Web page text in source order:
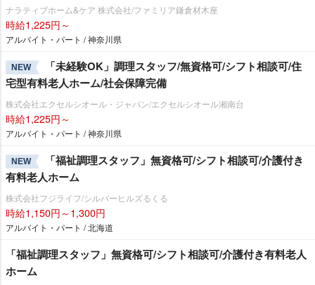
ナラティブホーム&ケア 株式会社/ファミリア鎌倉材木座
時給1,225円～
アルバイト・パート / 神奈川県
NEW
「未経験OK」調理スタッフ/無資格可/シフト相談可/住
宅型有料老人ホーム/社会保障完備
株式会社エクセルシオール・ジャパン/エクセルシオール湘南台
時給1,225円～
アルバイト・パート / 神奈川県
NEW
「福祉調理スタッフ」無資格可/シフト相談可/介護付き
有料老人ホーム
株式会社フジライフ/シルバーヒルズるくる
時給1,150円～1,300円
アルバイト・パート / 北海道
「福祉調理スタッフ」無資格可/シフト相談可/介護付き有料老人
ホーム